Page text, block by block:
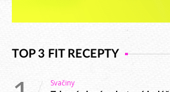
TOP 3 FIT RECEPTY
Svačiny